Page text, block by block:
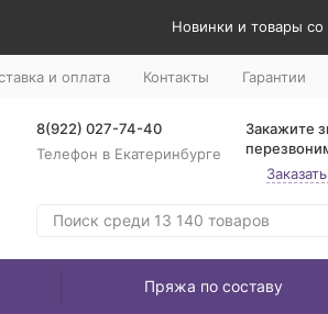
Новинки и товары со
и оплата Контакты Гарантии
8(922) 027-74-40
Телефон в Екатеринбурге
Закажите
Пряжа по составу